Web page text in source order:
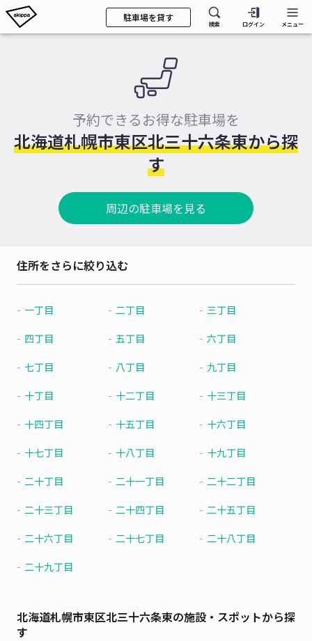
駐車場を貸す
検索 ログイン メニュー
予約できるお得な駐車場を
北海道札幌市東区北三十六条東から探
す
周辺の駐車場を見る
住所をさらに絞り込む
一丁目 二丁目 三丁目
四丁目 五丁目 六丁目
七丁目 八丁目 九丁目
十丁目 十二丁目 十三丁目
十四丁目 十五丁目 十六丁目
十七丁目 十八丁目 十九丁目
二十丁目 二十一丁目 二十二丁目
二十三丁目 二十四丁目 二十五丁目
二十六丁目 二十七丁目 二十八丁目
二十九丁目
北海道札幌市東区北三十六条東の施設・スポットから探
す